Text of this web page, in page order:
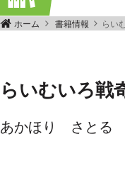
ホーム 書籍情報 らい
らいむいろ戦
あかほり さとる